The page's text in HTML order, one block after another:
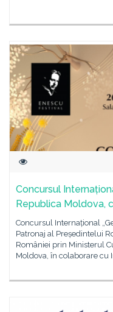
Concursul
Republica Moldova,
Concursul Internațional
Patronaj al Președintelui
României prin Ministerul
Moldova, în colaborare cu